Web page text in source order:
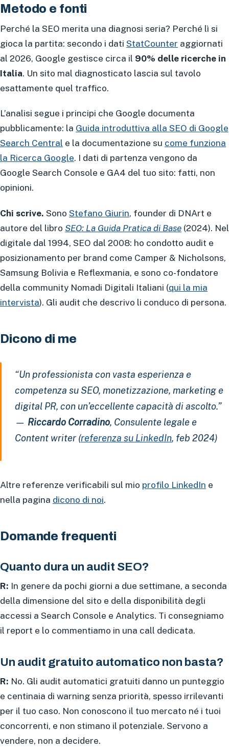
Metodo e fonti
Perché la SEO merita una diagnosi seria? Perché lì si
gioca la partita: secondo i dati StatCounter aggiornati
al 2026, Google gestisce circa il 90% delle ricerche in
Italia. Un sito mal diagnosticato lascia sul tavolo
esattamente quel traffico.
L’analisi segue i principi che Google documenta
pubblicamente: la Guida introduttiva alla SEO di Google
Search Central e la documentazione su come funziona
la Ricerca Google. I dati di partenza vengono da
Google Search Console e GA4 del tuo sito: fatti, non
opinioni.
Chi scrive. Sono Stefano Giurin, founder di DNArt e
autore del libro SEO: La Guida Pratica di Base (2024). Nel
digitale dal 1994, SEO dal 2008: ho condotto audit e
posizionamento per brand come Camper & Nicholsons,
Samsung Bolivia e Reflexmania, e sono co-fondatore
della community Nomadi Digitali Italiani (qui la mia
intervista). Gli audit che descrivo li conduco di persona.
Dicono di me
“Un professionista con vasta esperienza e
competenza su SEO, monetizzazione, marketing e
digital PR, con un’eccellente capacità di ascolto.”
— Riccardo Corradino, Consulente legale e
Content writer (referenza su LinkedIn, feb 2024)
Altre referenze verificabili sul mio profilo LinkedIn e
nella pagina dicono di noi.
Domande frequenti
Quanto dura un audit SEO?
R: In genere da pochi giorni a due settimane, a seconda
della dimensione del sito e della disponibilità degli
accessi a Search Console e Analytics. Ti consegniamo
il report e lo commentiamo in una call dedicata.
Un audit gratuito automatico non basta?
R: No. Gli audit automatici gratuiti danno un punteggio
e centinaia di warning senza priorità, spesso irrilevanti
per il tuo caso. Non conoscono il tuo mercato né i tuoi
concorrenti, e non stimano il potenziale. Servono a
vendere, non a decidere.